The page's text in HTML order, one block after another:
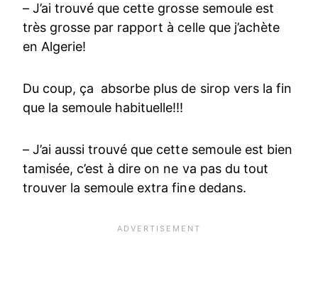
– J’ai trouvé que cette grosse semoule est
très grosse par rapport à celle que j’achète
en Algerie!
Du coup, ça absorbe plus de sirop vers la fin
que la semoule habituelle!!!
– J’ai aussi trouvé que cette semoule est bien
tamisée, c’est à dire on ne va pas du tout
trouver la semoule extra fine dedans.